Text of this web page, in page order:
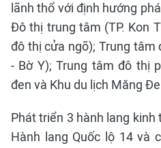
lãnh thổ với định hướng
Đô thị trung tâm (TP. Kon
đô thị cửa ngõ); Trung tâm
- Bờ Y); Trung tâm đô thị
đen và Khu du lịch Măng
Phát triển 3 hành lang kinh
Hành lang Quốc lộ 14 và